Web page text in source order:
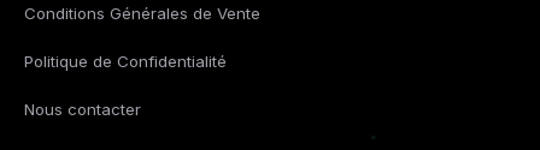
Conditions Générales de Vente
Politique de Confidentialité
Nous contacter